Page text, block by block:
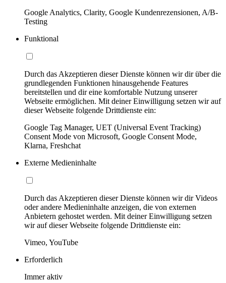
Google Analytics, Clarity, Google Kundenrezensionen, A/B-
Testing
Funktional
Durch das Akzeptieren dieser Dienste können wir dir über die
grundlegenden Funktionen hinausgehende Features
bereitstellen und dir eine komfortable Nutzung unserer
Webseite ermöglichen. Mit deiner Einwilligung setzen wir auf
dieser Webseite folgende Drittdienste ein:
Google Tag Manager, UET (Universal Event Tracking)
Consent Mode von Microsoft, Google Consent Mode,
Klarna, Freshchat
Externe Medieninhalte
Durch das Akzeptieren dieser Dienste können wir dir Videos
oder andere Medieninhalte anzeigen, die von externen
Anbietern gehostet werden. Mit deiner Einwilligung setzen
wir auf dieser Webseite folgende Drittdienste ein:
Vimeo, YouTube
Erforderlich
Immer aktiv